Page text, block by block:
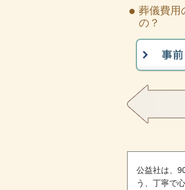
葬儀費用
の？
公益社は、
う、丁寧で